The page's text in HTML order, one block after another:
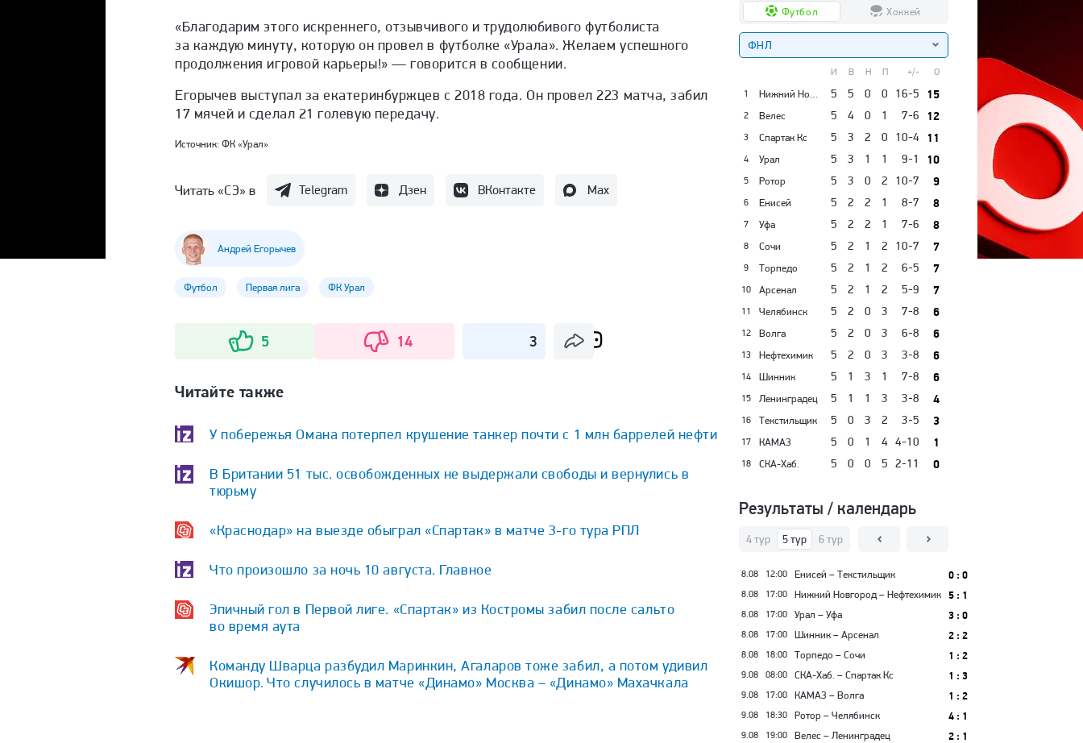
«Благодарим этого искреннего, отзывчивого и трудолюбивого футболиста
за каждую минуту, которую он провел в футболке «Урала». Желаем успешного
продолжения игровой карьеры!» — говорится в сообщении.
Егорычев выступал за екатеринбуржцев с 2018 года. Он провел 223 матча, забил
17 мячей и сделал 21 голевую передачу.
Источник: ФК «Урал»
Читать «СЭ» в Telegram Дзен ВКонтакте Max
Андрей Егорычев
Футбол Первая лига ФК Урал
5 14 3
Читайте также
У побережья Омана потерпел крушение танкер почти с 1 млн баррелей нефти
В Британии 51 тыс. освобожденных не выдержали свободы и вернулись в
тюрьму
«Краснодар» на выезде обыграл «Спартак» в матче 3-го тура РПЛ
Что произошло за ночь 10 августа. Главное
Эпичный гол в Первой лиге. «Спартак» из Костромы забил после сальто
во время аута
Команду Шварца разбудил Маринкин, Агаларов тоже забил, а потом удивил
Окишор. Что случилось в матче «Динамо» Москва – «Динамо» Махачкала
Футбол Хоккей
ФНЛ
И В Н П +/-
О
1
5 5 0 0 16-5 15
2 Велес 5 4 0 1 7-6 12
3 Спартак Кс 5 3 2 0 10-4 11
4 Урал 5 3 1 1 9-1 10
5 Ротор 5 3 0 2 10-7 9
6 Енисей 5 2 2 1 8-7 8
7 Уфа 5 2 2 1 7-6 8
8 Сочи 5 2 1 2 10-7 7
9 Торпедо 5 2 1 2 6-5 7
10 Арсенал 5 2 1 2 5-9 7
11 Челябинск 5 2 0 3 7-8 6
12 Волга 5 2 0 3 6-8 6
13 Нефтехимик 5 2 0 3 3-8 6
14 Шинник 5 1 3 1 7-8 6
15 Ленинградец 5 1 1 3 3-8 4
16 Текстильщик 5 0 3 2 3-5 3
17 КАМАЗ 5 0 1 4 4-10 1
18 СКА-Хаб. 5 0 0 5 2-11 0
Результаты / календарь
1 тур 4 тур 5 тур 6 тур 7 тур 9 тур
8.08 12:00 Енисей – Текстильщик 0 : 0
8.08 17:00 Нижний Новгород – Нефтехимик 5 : 1
8.08 17:00 Урал – Уфа 3 : 0
8.08 17:00 Шинник – Арсенал 2 : 2
8.08 18:00 Торпедо – Сочи 1 : 2
9.08 08:00 СКА-Хаб. – Спартак Кс 1 : 3
9.08 17:00 КАМАЗ – Волга 1 : 2
9.08 18:30 Ротор – Челябинск 4 : 1
9.08 19:00 Велес – Ленинградец
2 : 1